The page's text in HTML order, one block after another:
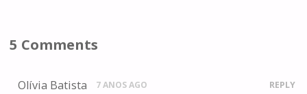
5 Comments
Olívia Batista 7 ANOS AGO REPLY